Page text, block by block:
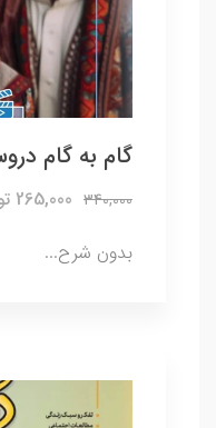
گام به گام
340,000 265,000 تومان
بدون شرح...